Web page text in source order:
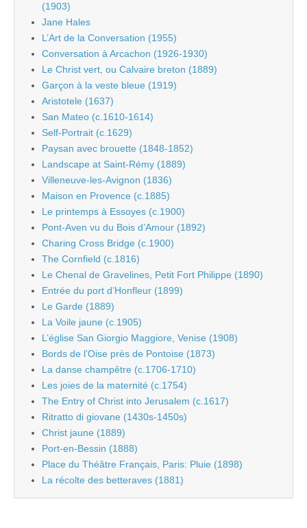
(1903)
Jane Hales
L’Art de la Conversation (1955)
Conversation à Arcachon (1926-1930)
Le Christ vert, ou Calvaire breton (1889)
Garçon à la veste bleue (1919)
Aristotele (1637)
San Mateo (c.1610-1614)
Self-Portrait (c.1629)
Paysan avec brouette (1848-1852)
Landscape at Saint-Rémy (1889)
Villeneuve-les-Avignon (1836)
Maison en Provence (c.1885)
Le printemps à Essoyes (c.1900)
Pont-Aven vu du Bois d’Amour (1892)
Charing Cross Bridge (c.1900)
The Cornfield (c.1816)
Le Chenal de Gravelines, Petit Fort Philippe (1890)
Entrée du port d’Honfleur (1899)
Le Garde (1889)
La Voile jaune (c.1905)
L’église San Giorgio Maggiore, Venise (1908)
Bords de l’Oise près de Pontoise (1873)
La danse champêtre (c.1706-1710)
Les joies de la maternité (c.1754)
The Entry of Christ into Jerusalem (c.1617)
Ritratto di giovane (1430s-1450s)
Christ jaune (1889)
Port-en-Bessin (1888)
Place du Théâtre Français, Paris: Pluie (1898)
La récolte des betteraves (1881)